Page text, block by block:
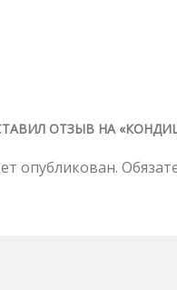
ОТЗЫВ НА
опубликован.